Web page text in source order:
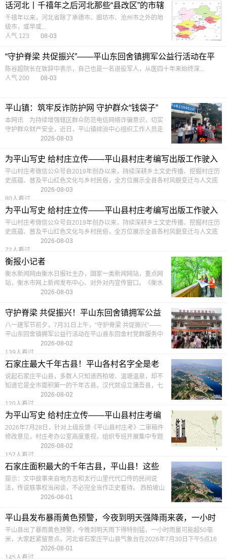
话河北丨千禧年之后河北那些“县改区”的市辖
区（冀中南篇）
千禧年以来，河北省除了承德市、廊坊市、沧州市之外的地
级市，或早或...
人气 123
08-03
“守护脊梁 共促振兴”——平山东回舍镇拥军公益行活动在平
山县东回舍镇举行
陈谷超院长在致辞中表示，自己也是一名退役军人，从医四十年来始终深...
人气 200
08-03
平山镇：筑牢反诈防护网 守护群众“钱袋子”
本网讯 为持续增强辖区群众防范电信网络诈骗意识，切实
守护群众财产安全，近日，平山镇综治中心组织工作人员走
进大洼社区，开展线下反诈主题宣传活动，把实用防骗知识
128人看过
2026-08-03
为平山写史 给村庄立传——平山县村庄考编写出版工作驶入
快车道
平山村庄考微信公众号自2019年创办以来，持续深耕乡土文史传播、挖掘村庄历
史底蕴、普及平山红色文化与乡村民俗，全方位展示全县各村风貌变迁与人文底
80人看过
2026-08-03
为平山写史 给村庄立传——平山县村庄考编写出版工作驶入
快车道
平山村庄考微信公众号自2019年创办以来，持续深耕乡土文史传播、挖掘村庄历
史底蕴、普及平山红色文化与乡村民俗，全方位展示全县各村风貌变迁与人文底
72人看过
2026-08-03
衡报小记者
衡水新闻网由衡水日报社主办，国家一类新闻网站，重点网
站，衡水市网上新闻发布中心、对外对内宣传窗口。《衡水
日报》《衡水晚报》电子版，免费数字报。衡水要闻，实用
80人看过
2026-08-03
守护脊梁 共促振兴！平山东回舍镇拥军公益
行活动举行
八一建军节前夕，7月31日上午，“守护脊梁 共促振兴”——
平山东回舍镇拥军公益行活动在平山县东回舍村党群服务中
139人看过
2026-08-02
石家庄最大千年古县！平山各村名字全是老
故事
说起石家庄平山县，多数人只知道西柏坡、温塘温泉，却不
知道它是全市面积第一的千年古县。汉代就设立蒲吾县，七
百多个村子，每一个名字背后都藏着代代相传的传说
120人看过
2026-08-02
为平山写史 给村庄立传——平山县村庄考编
写出版工作驶入快车道
2026年7月28日，针对上级反馈《平山县村庄考》二审稿件
修改意见，村庄考办公室高度重视，组织专班开展集中专题
研讨修订工作。
152人看过
2026-08-02
石家庄面积最大的千年古县，平山县！这些
村子里都藏着各种传说
提示：文中故事来自地方志和太行山里代代口传的民间说
法，传说轶事权当闲谈，不必完全当作正史看待。 西柏坡山
村全景航拍石家庄各个县里，平山县地界最宽广。巍巍太行
206人看过
2026-08-01
平山县发布暴雨黄色预警，今夜到明天强降雨来袭，一小时
雨量或超50毫米请注意防范
平山县出了暴雨黄色预警，今晚到明天雨下得特别猛，一小时雨量可能超50毫
米，大家赶紧留意点。河北省石家庄平山县气象台在2026年7月30日下午5点16
分发了这个暴雨黄色预警
145人看过
2026-08-01